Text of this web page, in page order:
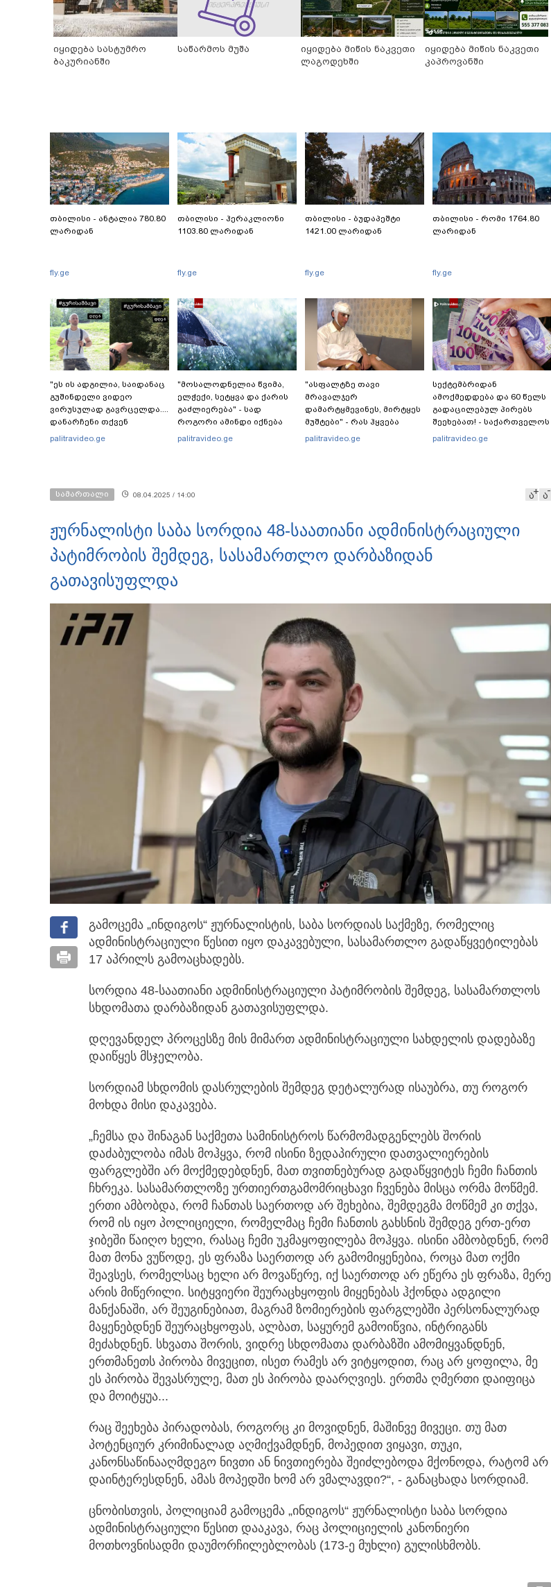
იყიდება სასტუმრო
ბაკურიანში
საწარმოს მუშა
იყიდება მიწის ნაკვეთი
ლაგოდეხში
იყიდება მიწის ნაკვეთი
კაპროვანში
თბილისი - ანტალია 780.80
ლარიდან
fly.ge
თბილისი - ჰერაკლიონი
1103.80 ლარიდან
fly.ge
თბილისი - ბუდაპეშტი
1421.00 ლარიდან
fly.ge
თბილისი - რომი 1764.80
ლარიდან
fly.ge
"ეს ის ადგილია, საიდანაც
გუშინდელი ვიდეო
ვირუსულად გავრცელდა....
დანარჩენი თქვენ
განსაჯეთ, რამდენად
სადაც 12 წლის წინ გურამ
palitravideo.ge
"მოსალოდნელია წვიმა,
ელჭექი, სეტყვა და ქარის
გაძლიერება" - სად
როგორი ამინდი იქნება
უახლოეს დღეებში?
palitravideo.ge
"ასფალტზე თავი
მრავალჯერ
დამარტყმევინეს, მირტყეს
მუშტები" - რას ჰყვება
დავით დვალიშვილი,
palitravideo.ge
სექტემბრიდან
ამოქმედდება და 60 წელს
გადაცილებულ პირებს
შეეხებათ! - საქართველოს
ეროვნული ბანკი
palitravideo.ge
სამართალი 08.04.2025 / 14:00 ა ა
ჟურნალისტი საბა სორდია 48-საათიანი ადმინისტრაციული
პატიმრობის შემდეგ, სასამართლო დარბაზიდან
გათავისუფლდა
გამოცემა „ინდიგოს“ ჟურნალისტის, საბა სორდიას საქმეზე, რომელიც
ადმინისტრაციული წესით იყო დაკავებული, სასამართლო გადაწყვეტილებას
17 აპრილს გამოაცხადებს.
სორდია 48-საათიანი ადმინისტრაციული პატიმრობის შემდეგ, სასამართლოს
სხდომათა დარბაზიდან გათავისუფლდა.
დღევანდელ პროცესზე მის მიმართ ადმინისტრაციული სახდელის დადებაზე
დაიწყეს მსჯელობა.
სორდიამ სხდომის დასრულების შემდეგ დეტალურად ისაუბრა, თუ როგორ
მოხდა მისი დაკავება.
„ჩემსა და შინაგან საქმეთა სამინისტროს წარმომადგენლებს შორის
დაძაბულობა იმას მოჰყვა, რომ ისინი ზედაპირული დათვალიერების
ფარგლებში არ მოქმედებდნენ, მათ თვითნებურად გადაწყვიტეს ჩემი ჩანთის
ჩხრეკა. სასამართლოზე ურთიერთგამომრიცხავი ჩვენება მისცა ორმა მოწმემ.
ერთი ამბობდა, რომ ჩანთას საერთოდ არ შეხებია, შემდეგმა მოწმემ კი თქვა,
რომ ის იყო პოლიციელი, რომელმაც ჩემი ჩანთის გახსნის შემდეგ ერთ-ერთ
ჯიბეში წაიღო ხელი, რასაც ჩემი უკმაყოფილება მოჰყვა. ისინი ამბობდნენ, რომ
მათ მონა ვუწოდე, ეს ფრაზა საერთოდ არ გამომიყენებია, როცა მათ ოქმი
შეავსეს, რომელსაც ხელი არ მოვაწერე, იქ საერთოდ არ ეწერა ეს ფრაზა, მერე
არის მიწერილი. სიტყვიერი შეურაცხყოფის მიყენებას ჰქონდა ადგილი
მანქანაში, არ შეუგინებიათ, მაგრამ ზომიერების ფარგლებში პერსონალურად
მაყენებდნენ შეურაცხყოფას, ალბათ, საყურემ გამოიწვია, ინტრიგანს
მეძახდნენ. სხვათა შორის, ვიდრე სხდომათა დარბაზში ამომიყვანდნენ,
ერთმანეთს პირობა მივეცით, ისეთ რამეს არ ვიტყოდით, რაც არ ყოფილა, მე
ეს პირობა შევასრულე, მათ ეს პირობა დაარღვიეს. ერთმა ღმერთი დაიფიცა
და მოიტყუა...
რაც შეეხება პირადობას, როგორც კი მოვიდნენ, მაშინვე მივეცი. თუ მათ
პოტენციურ კრიმინალად აღმიქვამდნენ, მოპედით ვიყავი, თუკი,
კანონსაწინააღმდეგო ნივთი ან ნივთიერება შეიძლებოდა მქონოდა, რატომ არ
დაინტერესდნენ, ამას მოპედში ხომ არ ვმალავდი?“, - განაცხადა სორდიამ.
ცნობისთვის, პოლიციამ გამოცემა „ინდიგოს“ ჟურნალისტი საბა სორდია
ადმინისტრაციული წესით დააკავა, რაც პოლიციელის კანონიერი
მოთხოვნისადმი დაუმორჩილებლობას (173-ე მუხლი) გულისხმობს.